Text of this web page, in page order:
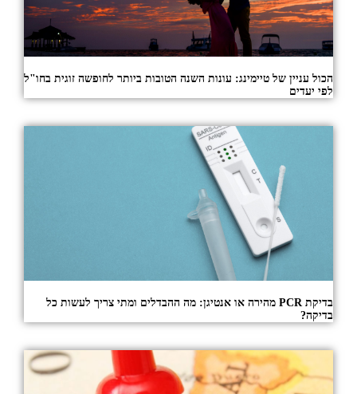
הכול עניין של טיימינג: עונות השנה הטובות ביותר לחופשה זוגית בחו"ל
לפי יעדים
בדיקת PCR מהירה או אנטיגן: מה ההבדלים ומתי צריך לעשות כל
בדיקה?